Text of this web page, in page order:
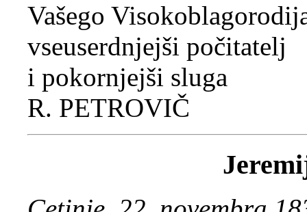
Vašego
vseuserdnjejši počitatelj
i pokornjejši sluga
R. PETROVIČ